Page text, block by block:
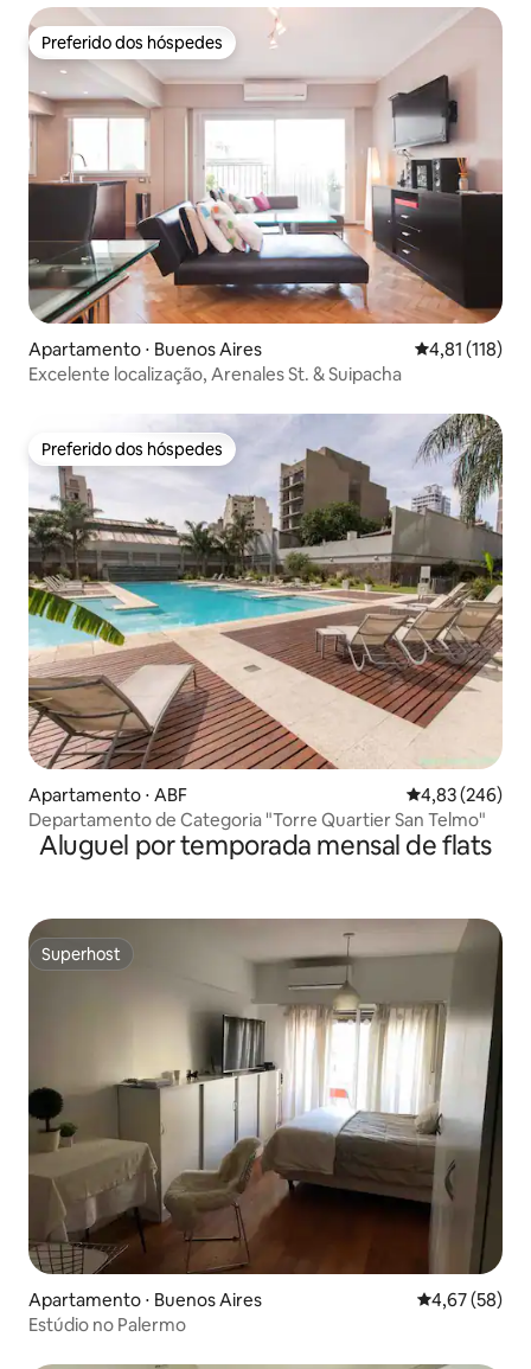
Preferido dos hóspedes
Preferido dos hóspedes
Apartamento ⋅ Buenos Aires 4,81 de uma
4,81 (118)
Excelente localização, Arenales St. & Suipacha
Preferido dos hóspedes
Preferido dos hóspedes
Apartamento ⋅ ABF 4,83 de uma
4,83 (246)
Departamento de Categoria "Torre Quartier San Telmo"
Aluguel por temporada mensal de flats
Superhost
Superhost
Apartamento ⋅ Buenos Aires 4,67 de uma
4,67 (58)
Estúdio no Palermo